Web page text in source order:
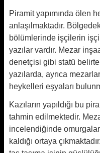
Piramit yapımında ölen
anlaşılmaktadır.
bölümlerinde işçilerin
yazılar vardır. Mezar
denetçisi gibi statü
yazılarda, ayrıca
heykelleri eşyaları
Kazıların yapıldığı bu
tahmin edilmektedir.
incelendiğinde
kaldığı ortaya